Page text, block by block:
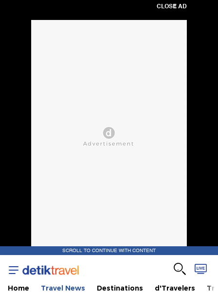
CLOSE AD
SCROLL TO CONTINUE WITH CONTENT
Home Travel News Destinations d'Travelers